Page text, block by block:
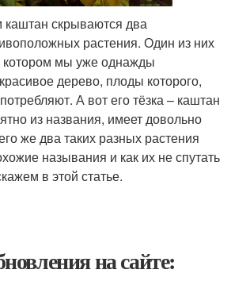
скрываются два
растения. Один из них
котором мы уже однажды
дерево, плоды которого,
А вот его тёзка – каштан
из названия, имеет довольно
же два таких разных растения
называния и как их не спутать
в этой статье.
на сайте: